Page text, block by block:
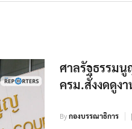
ศาลรัฐธรรม
ครม.สั่งงดดูง
Byกองบรรณาธิการ